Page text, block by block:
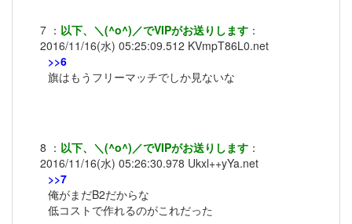
7 ： 以下、＼(^o^)／でVIPがお送りします ：
2016/11/16(水) 05:25:09.512 KVmpT86L0.net
>>6
旗はもうフリーマッチでしか見ないな
8 ： 以下、＼(^o^)／でVIPがお送りします ：
2016/11/16(水) 05:26:30.978 Ukxl++yYa.net
>>7
俺がまだB2だからな
低コストで作れるのがこれだった